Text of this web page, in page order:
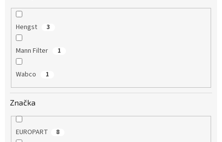
Hengst 3
Mann Filter 1
Wabco 1
Značka
EUROPART 8